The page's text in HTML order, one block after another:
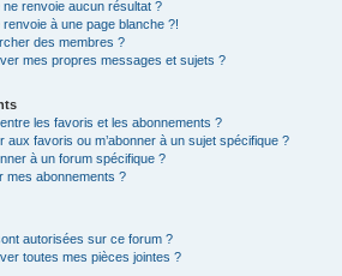
renvoie aucun résultat ?
à une page blanche ?!
des membres ?
mes propres messages et sujets ?
les favoris et les abonnements ?
aux favoris ou m’abonner à un sujet spécifique ?
à un forum spécifique ?
mes abonnements ?
autorisées sur ce forum ?
toutes mes pièces jointes ?